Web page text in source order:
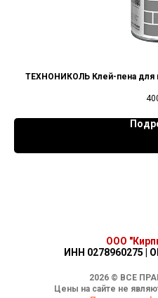
ТЕХНОНИКОЛЬ Клей-пена для
ООО
ИНН 0278960275 |
2026 © ВСЕ
Цены на сайте не